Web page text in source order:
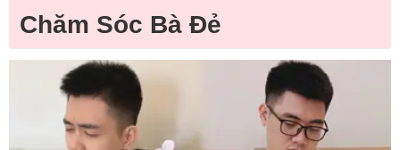
Chăm Sóc Bà Đẻ